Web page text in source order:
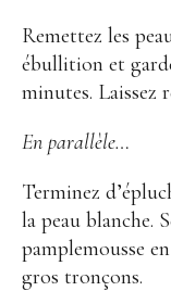
Remettez les
ébullition et
minutes. Laissez
En parallèle…
Terminez
la peau blanche.
pamplemousse
gros tronçons.